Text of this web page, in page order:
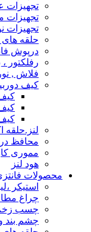
تجهیزات
تجهیزات
تجهیزات
حلقه های
درپوش
رفلکتور
فلاش ,
کیف
لنز.حلقه
محافظ
مموری
هود لنز
محصولات
استیکر
چراغ
چسب زخم
چشم بند